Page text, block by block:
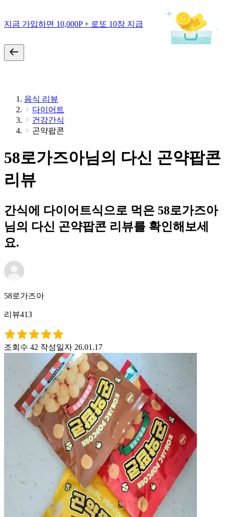
지금 가입하면 10,000P + 로또 10장 지급
음식 리뷰
다이어트
건강간식
곤약팝콘
58로가즈아님의 다신 곤약팝콘
리뷰
간식에 다이어트식으로 먹은 58로가즈아
님의 다신 곤약팝콘 리뷰를 확인해보세
요.
58로가즈아
리뷰413
조회수 42 작성일자 26.01.17